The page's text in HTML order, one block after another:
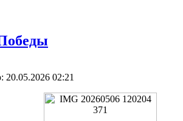
20.05.2026 02:21